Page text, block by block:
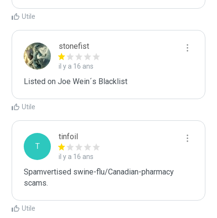
Utile
stonefist
il y a 16 ans
Listed on Joe Wein´s Blacklist
Utile
T
tinfoil
il y a 16 ans
Spamvertised swine-flu/Canadian-pharmacy
scams.
Utile